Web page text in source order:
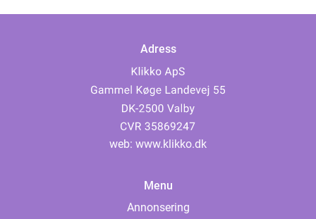
Adress
web: www.klikko.dk
Menu
Annonsering